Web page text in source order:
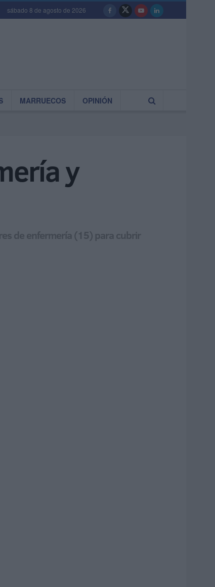
sábado 8 de agosto de 2026
MARRUECOS OPINIÓN
y
de enfermería (15) para cubrir